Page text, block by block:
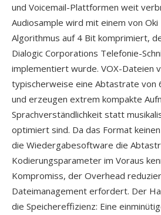
und Voicemail-Plattformen weit
Audiosample wird mit einem von
Algorithmus auf 4 Bit komprimiert,
Dialogic Corporations Telefonie-
implementiert wurde. VOX-Dateien
typischerweise eine Abtastrate von
und erzeugen extrem kompakte
Sprachverständlichkeit statt
optimiert sind. Da das Format
die Wiedergabesoftware die
Kodierungsparameter im Voraus
Kompromiss, der Overhead
Dateimanagement erfordert. Der
die Speichereffizienz: Eine